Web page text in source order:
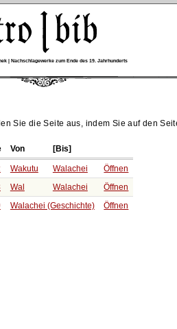
| Nachschlagewerke zum Ende des 19. Jahrhunderts
Sie die Seite aus, indem Sie auf den
Von [Bis]
Wakutu Walachei
Öffnen
Wal Walachei
Öffnen
Walachei (Geschichte) Öffnen